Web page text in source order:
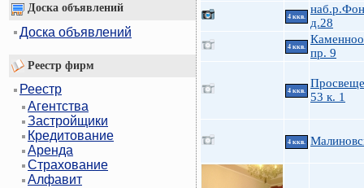
Доска объявлений
Доска объявлений
Реестр фирм
Реестр
Агентства
Застройщики
Кредитование
Аренда
Страхование
Алфавит
4 ккв.
д.28
4 ккв.
пр. 9
4 ккв.
53 к. 1
4 ккв.